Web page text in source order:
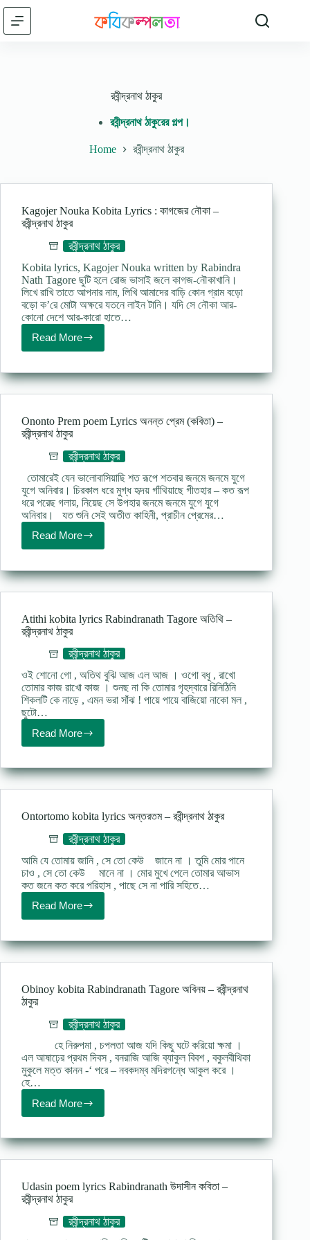
Skip
content
রবীন্দ্রনাথ ঠাকুর
রবীন্দ্রনাথ ঠাকুরের গল্প।
Home রবীন্দ্রনাথ ঠাকুর
Kagojer Nouka Kobita Lyrics : কাগজের নৌকা –
রবীন্দ্রনাথ ঠাকুর
রবীন্দ্রনাথ ঠাকুর
Kobita lyrics, Kagojer Nouka written by Rabindra
Nath Tagore ছুটি হলে রোজ ভাসাই জলে কাগজ-নৌকাখানি।
লিখে রাখি তাতে আপনার নাম, লিখি আমাদের বাড়ি কোন গ্রাম বড়ো
বড়ো ক’রে মোটা অক্ষরে যতনে লাইন টানি। যদি সে নৌকা আর-
কোনো দেশে আর-কারো হাতে…
Read More
Kagojer
Nouka
Lyrics
–
রবীন্দ্রনাথ
ঠাকুর
Ononto Prem poem Lyrics অনন্ত প্রেম (কবিতা) –
রবীন্দ্রনাথ ঠাকুর
রবীন্দ্রনাথ ঠাকুর
তোমারেই যেন ভালোবাসিয়াছি শত রূপে শতবার জনমে জনমে যুগে
যুগে অনিবার। চিরকাল ধরে মুগ্ধ হৃদয় গাঁথিয়াছে গীতহার – কত রূপ
ধরে পরেছ গলায়, নিয়েছ সে উপহার জনমে জনমে যুগে যুগে
অনিবার। যত শুনি সেই অতীত কাহিনী, প্রাচীন প্রেমের…
Read More
Ononto
Prem
Lyrics
–
রবীন্দ্রনাথ
ঠাকুর
Atithi kobita lyrics Rabindranath Tagore অতিথি –
রবীন্দ্রনাথ ঠাকুর
রবীন্দ্রনাথ ঠাকুর
ওই শোনো গো , অতিথ বুঝি আজ এল আজ । ওগো বধূ , রাখো
তোমার কাজ রাখো কাজ । শুনছ না কি তোমার গৃহদ্বারে রিনিঠিনি
শিকলটি কে নাড়ে , এমন ভরা সাঁঝ ! পায়ে পায়ে বাজিয়ো নাকো মল ,
ছুটো…
Read More
Atithi
kobita
Rabindranath
রবীন্দ্রনাথ
ঠাকুর
Ontortomo kobita lyrics অন্তরতম – রবীন্দ্রনাথ ঠাকুর
রবীন্দ্রনাথ ঠাকুর
আমি যে তোমায় জানি , সে তো কেউ জানে না । তুমি মোর পানে
চাও , সে তো কেউ মানে না । মোর মুখে পেলে তোমার আভাস
কত জনে কত করে পরিহাস , পাছে সে না পারি সহিতে…
Read MoreOntortomo
kobita
অন্তরতম
Obinoy kobita Rabindranath Tagore অবিনয় – রবীন্দ্রনাথ
ঠাকুর
রবীন্দ্রনাথ ঠাকুর
হে নিরুপমা , চপলতা আজ যদি কিছু ঘটে করিয়ো ক্ষমা ।
এল আষাঢ়ের প্রথম দিবস , বনরাজি আজি ব্যাকুল বিবশ , বকুলবীথিকা
মুকুলে মত্ত কানন -‘ পরে – নবকদম্ব মদিরগন্ধে আকুল করে ।
হে…
Read More
Obinoy
kobita
Tagore
ঠাকুর
Udasin poem lyrics Rabindranath উদাসীন কবিতা –
রবীন্দ্রনাথ ঠাকুর
রবীন্দ্রনাথ ঠাকুর